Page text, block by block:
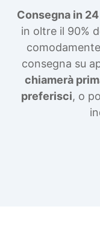
Consegna in
in oltre il 90%
consegna su
chiamerà
preferisci, o